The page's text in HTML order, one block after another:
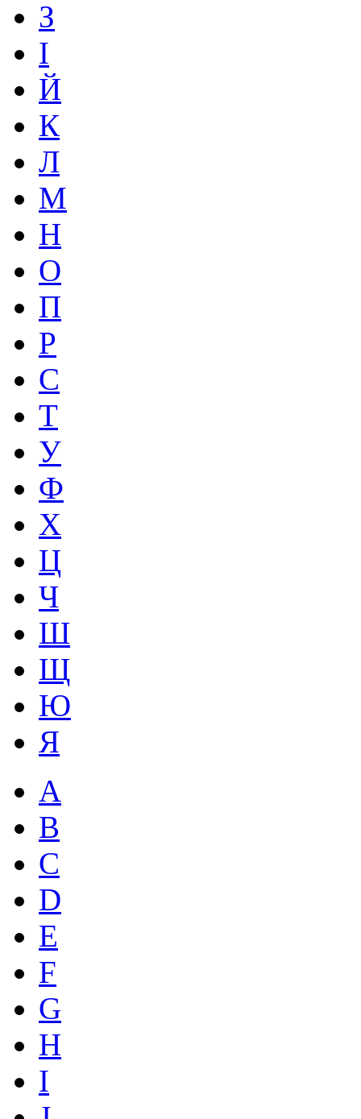
З
І
Й
К
Л
М
Н
О
П
Р
С
Т
У
Ф
Х
Ц
Ч
Ш
Щ
Ю
Я
A
B
C
D
E
F
G
H
I